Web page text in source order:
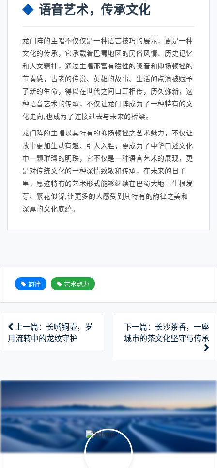
语音艺术，传承文化
龙门阵的主唱不仅仅是一种语言技巧的展示，更是一种
文化的传承，它承载着巴蜀地区的民俗风情、历史记忆
和人文精神，通过主唱那富有磁性的嗓音和抑扬顿挫的
节奏感，古老的传说、英雄的故事、生活的点滴被赋予
了新的生命，得以在世代之间口耳相传，历久弥新，这
种语音艺术的传承，不仅让龙门阵成为了一种特有的文
化走向,也成为了连接过去与未来的桥梁。
龙门阵的主唱以其特有的抑扬顿挫之艺术魅力，不仅让
故事更加生动有趣、引人入胜，更成为了中华口述文化
中一颗璀璨的明珠，它不仅是一种语言艺术的展现，更
是对传统文化的一种深情致敬和传承，在未来的日子
里，愿这特有的艺术形式能够继续在巴蜀大地上生根发
芽、繁花似锦,让更多的人感受到其特有的韵律之美和
深厚的文化底蕴。
韵律 艺术魅力
上一篇：长嘴铜壶，岁
月流转中的龙纹守护
下一篇：长沙茶香，一座
城市的茶文化坚守与传承